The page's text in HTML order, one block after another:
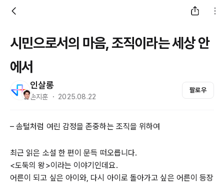
시민으로서의 마음, 조직이라는 세상 안
에서
인살롱
손지훈 ・ 2025.08.22
팔로우
– 솜털처럼 여린 감정을 존중하는 조직을 위하여
최근 읽은 소설 한 편이 문득 떠오릅니다.
<도둑의 왕>이라는 이야기인데요.
어른이 되고 싶은 아이와, 다시 아이로 돌아가고 싶은 어른이 등장